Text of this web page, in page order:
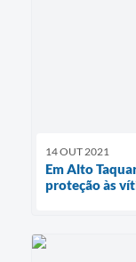
14 OUT 2021
Em Alto
proteção às